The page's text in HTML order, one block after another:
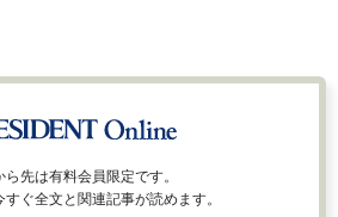
ら先は有料会員限定です。
ぐ全文と関連記事が読めます。